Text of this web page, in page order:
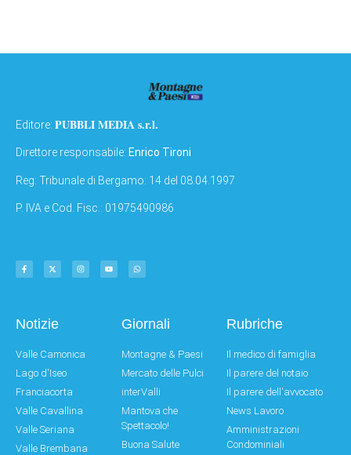
Editore: PUBBLI MEDIA s.r.l.
Direttore responsabile: Enrico Tironi
Reg: Tribunale di Bergamo: 14 del 08.04.1997
P. IVA e Cod. Fisc.: 01975490986
Notizie
Valle Camonica
Lago d'Iseo
Franciacorta
Valle Cavallina
Valle Seriana
Valle Brembana
Giornali
Montagne & Paesi
Mercato delle Pulci
interValli
Mantova che
Spettacolo!
Buona Salute
Rubriche
Il medico di famiglia
Il parere del notaio
Il parere dell'avvocato
News Lavoro
Amministrazioni
Condominiali